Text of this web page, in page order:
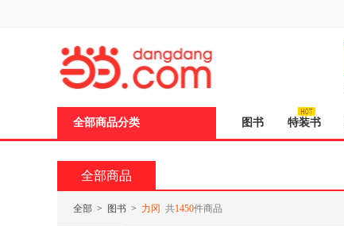
全部商品分类 图书 特装书
全部商品
全部 > 图书 > 力冈 共1450件商品
页